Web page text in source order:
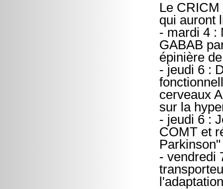
Le
qui auront
- mardi 4 :
GABAB
épinière
- jeudi 6 :
cerveaux
sur la
- jeudi 6 :
COMT et
Parkinson"
- vendredi